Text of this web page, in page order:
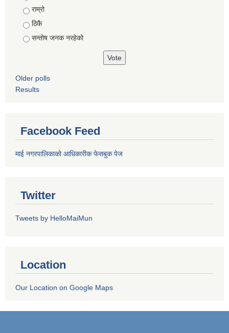
राम्रो
ठिकै
सन्तोष जनक नरहेको
Older polls
Results
Facebook Feed
माई नगरपालिकाको आधिकारीक फेसबुक पेज
Twitter
Tweets by HelloMaiMun
Location
Our Location on Google Maps